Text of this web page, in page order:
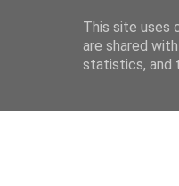
ÜBER MICH
This site uses
are shared
statistics, and